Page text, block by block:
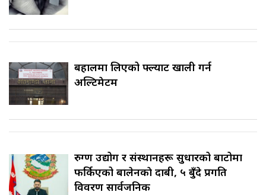
बहालमा लिएको फ्ल्याट खाली गर्न
अल्टिमेटम
रुग्ण उद्योग र संस्थानहरू सुधारको बाटोमा
फर्किएको बालेनकाे दाबी, ५ बुँदे प्रगति
विवरण सार्वजनिक